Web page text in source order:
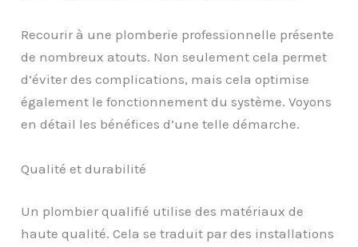
Recourir à une plomberie professionnelle présente
de nombreux atouts. Non seulement cela permet
d’éviter des complications, mais cela optimise
également le fonctionnement du système. Voyons
en détail les bénéfices d’une telle démarche.
Qualité et durabilité
Un plombier qualifié utilise des matériaux de
haute qualité. Cela se traduit par des installations